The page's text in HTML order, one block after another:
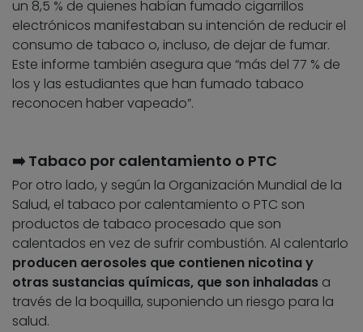
un 8,5 % de quienes habían fumado cigarrillos
electrónicos manifestaban su intención de reducir el
consumo de tabaco o, incluso, de dejar de fumar.
Este informe también asegura que “más del 77 % de
los y las estudiantes que han fumado tabaco
reconocen haber vapeado”.
➡️ Tabaco por calentamiento o PTC
Por otro lado, y según la Organización Mundial de la
Salud, el tabaco por calentamiento o PTC son
productos de tabaco procesado que son
calentados en vez de sufrir combustión. Al calentarlo
producen aerosoles que contienen nicotina y
otras sustancias químicas, que son inhaladas a
través de la boquilla, suponiendo un riesgo para la
salud.